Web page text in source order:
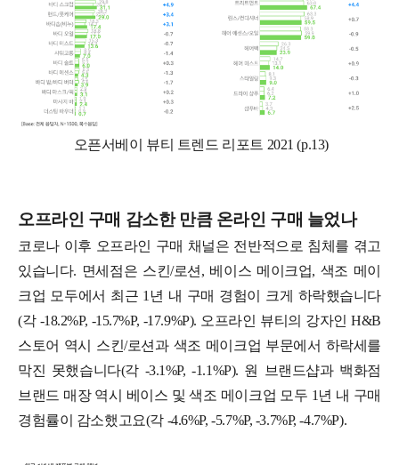
오픈서베이 뷰티 트렌드 리포트 2021 (p.13)
오프라인 구매 감소한 만큼 온라인 구매 늘었나
코로나 이후 오프라인 구매 채널은 전반적으로 침체를 겪고
있습니다. 면세점은 스킨/로션, 베이스 메이크업, 색조 메이
크업 모두에서 최근 1년 내 구매 경험이 크게 하락했습니다
(각 -18.2%P, -15.7%P, -17.9%P). 오프라인 뷰티의 강자인 H&B
스토어 역시 스킨/로션과 색조 메이크업 부문에서 하락세를
막진 못했습니다(각 -3.1%P, -1.1%P). 원 브랜드샵과 백화점
브랜드 매장 역시 베이스 및 색조 메이크업 모두 1년 내 구매
경험률이 감소했고요(각 -4.6%P, -5.7%P, -3.7%P, -4.7%P).